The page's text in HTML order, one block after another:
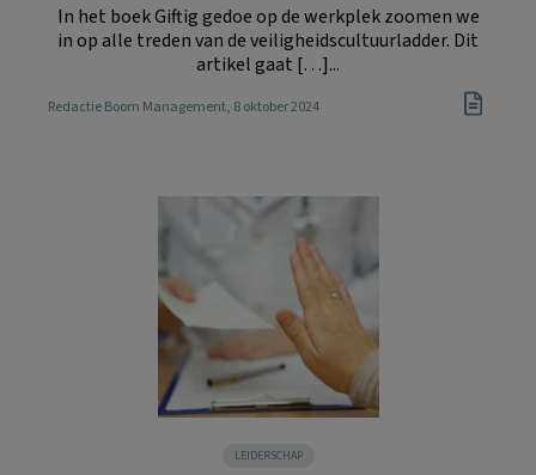
In het boek Giftig gedoe op de werkplek zoomen we
in op alle treden van de veiligheidscultuurladder. Dit
artikel gaat […]...
Redactie Boom Management, 8 oktober 2024
LEIDERSCHAP